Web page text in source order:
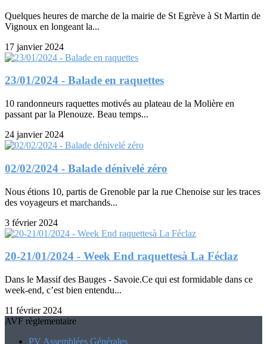
Quelques heures de marche de la mairie de St Egrève à St Martin de
Vignoux en longeant la...
17 janvier 2024
23/01/2024 - Balade en raquettes
10 randonneurs raquettes motivés au plateau de la Molière en
passant par la Plenouze. Beau temps...
24 janvier 2024
02/02/2024 - Balade dénivelé zéro
Nous étions 10, partis de Grenoble par la rue Chenoise sur les traces
des voyageurs et marchands...
3 février 2024
20-21/01/2024 - Week End raquettesà La Féclaz
Dans le Massif des Bauges - Savoie.Ce qui est formidable dans ce
week-end, c’est bien entendu...
11 février 2024
AVF règlementaire
PV Assemblées Générales